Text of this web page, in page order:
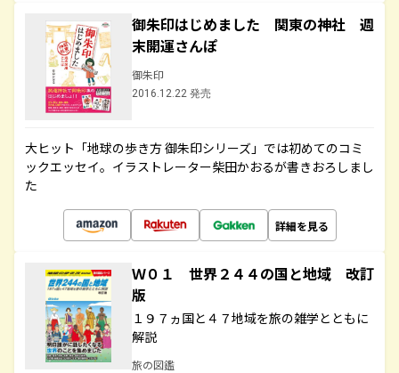
御朱印はじめました 関東の神社 週
末開運さんぽ
御朱印
2016.12.22 発売
大ヒット「地球の歩き方 御朱印シリーズ」では初めてのコミ
ックエッセイ。イラストレーター柴田かおるが書きおろしまし
た
詳細を見る
Ｗ０１ 世界２４４の国と地域 改訂
版
１９７ヵ国と４７地域を旅の雑学とともに
解説
旅の図鑑